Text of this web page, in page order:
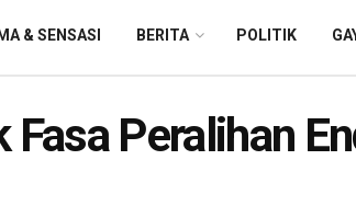
& SENSASI BERITA POLITIK
Peralihan